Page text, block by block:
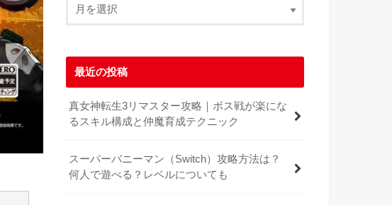
最近の投稿
真女神転生3リマスター攻略｜ボス戦が楽にな
るスキル構成と仲魔育成テクニック
スーパーバニーマン（Switch）攻略方法は？
何人で遊べる？レベルについても